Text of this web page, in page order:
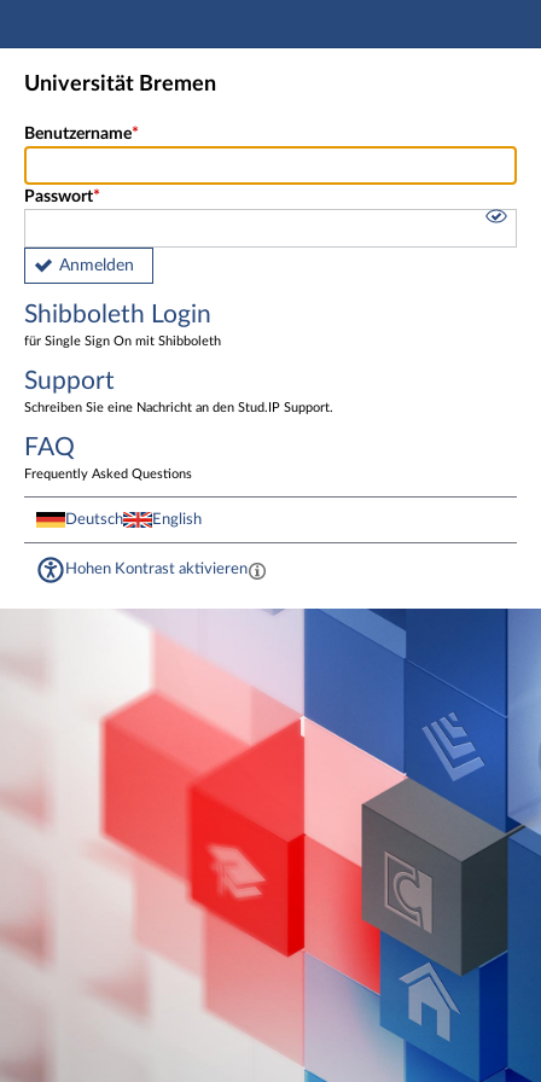
Hauptnavigation
Shibboleth Login
Universität Bremen
Benutzername
Passwort
Anmelden
Shibboleth Login
für Single Sign On mit Shibboleth
Support
Schreiben Sie eine Nachricht an den Stud.IP Support.
FAQ
Frequently Asked Questions
Deutsch English
Hohen Kontrast aktivieren